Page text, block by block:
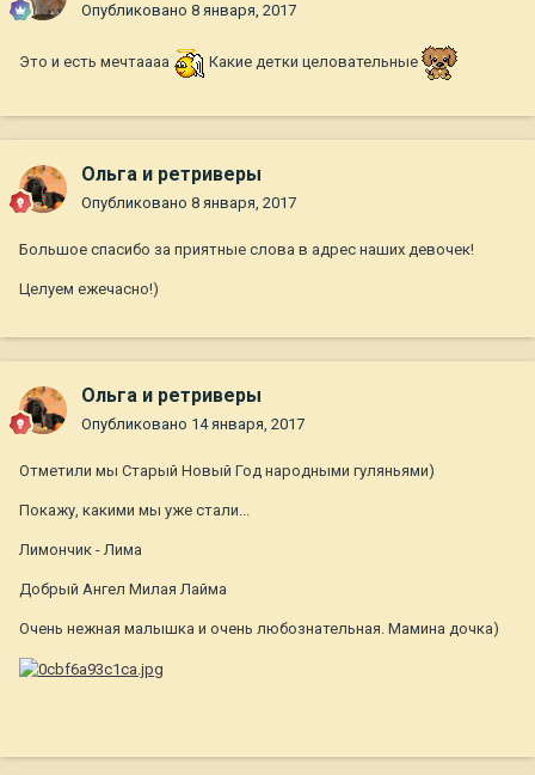
Опубликовано 8 января, 2017
Это и есть мечтаааа Какие детки целовательные
Ольга и ретриверы
Опубликовано 8 января, 2017
Большое спасибо за приятные слова в адрес наших девочек!
Целуем ежечасно!)
Ольга и ретриверы
Опубликовано 14 января, 2017
Отметили мы Старый Новый Год народными гуляньями)
Покажу, какими мы уже стали...
Лимончик - Лима
Добрый Ангел Милая Лайма
Очень нежная малышка и очень любознательная. Мамина дочка)